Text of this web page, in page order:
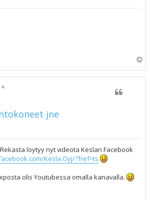
ö
jne
Rekasta löytyy nyt videota Keslan Facebook
Kesla.Oyj/?fref=ts
olis Youtubessa omalla kanavalla.